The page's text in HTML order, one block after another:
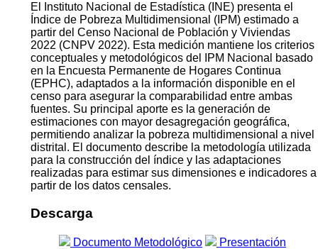
El Instituto Nacional de Estadística (INE) presenta el
Índice de Pobreza Multidimensional (IPM) estimado a
partir del Censo Nacional de Población y Viviendas
2022 (CNPV 2022). Esta medición mantiene los criterios
conceptuales y metodológicos del IPM Nacional basado
en la Encuesta Permanente de Hogares Continua
(EPHC), adaptados a la información disponible en el
censo para asegurar la comparabilidad entre ambas
fuentes. Su principal aporte es la generación de
estimaciones con mayor desagregación geográfica,
permitiendo analizar la pobreza multidimensional a nivel
distrital. El documento describe la metodología utilizada
para la construcción del índice y las adaptaciones
realizadas para estimar sus dimensiones e indicadores a
partir de los datos censales.
Descarga
Documento Metodológico
Presentación